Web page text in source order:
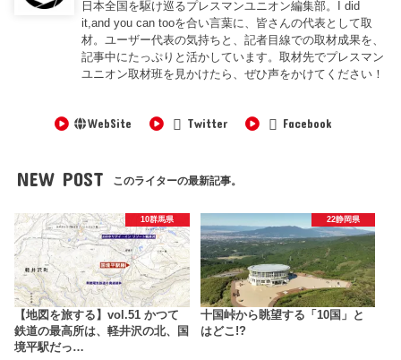
日本全国を駆け巡るプレスマンユニオン編集部。I did
it,and you can tooを合い言葉に、皆さんの代表として取
材。ユーザー代表の気持ちと、記者目線での取材成果を、
記事中にたっぷりと活かしています。取材先でプレスマン
ユニオン取材班を見かけたら、ぜひ声をかけてください！
WebSite Twitter Facebook
NEW POST このライターの最新記事。
10群馬県
【地図を旅する】vol.51 かつて
鉄道の最高所は、軽井沢の北、国
境平駅だっ…
22静岡県
十国峠から眺望する「10国」と
はどこ!?